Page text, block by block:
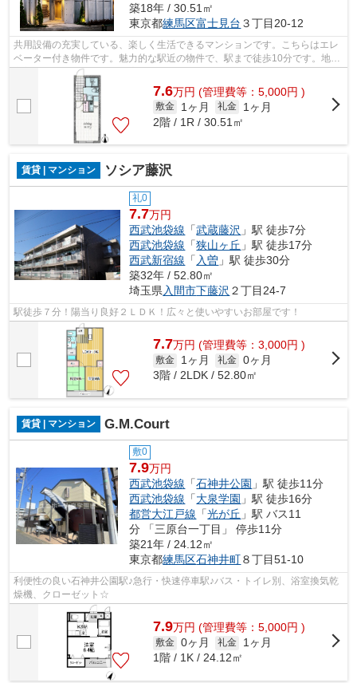
築18年 / 30.51㎡
東京都練馬区富士見台 ３丁目20-12
共用設備の充実している、楽しく生活できるマンションです。こちらはエレ
ベーター付き物件です。魅力的な駅近の物件で、駅まで徒歩10分です。地域
密着型のユニホー大泉学園店だからこ...
7.6万円 (管理費等：5,000円 )
敷金 1ヶ月 礼金
1ヶ月
2階 / 1R / 30.51㎡
賃貸 | マンション ソシア藤沢
礼0
7.7万円
西武池袋線 「武蔵藤沢 」駅 徒歩7分
西武池袋線 「狭山ヶ丘 」駅 徒歩17分
西武新宿線 「 入曽 」駅 徒歩30分
築32年 / 52.80㎡
埼玉県 入間市下藤沢 ２丁目24-7
駅徒歩７分！陽当り良好２ＬＤＫ！広々と使いやすいお部屋です！
7.7万円 (管理費等：3,000円 )
敷金 1ヶ月 礼金 0ヶ月
3階 / 2LDK / 52.80㎡
賃貸 | マンション G.M.Court
敷0
7.9万円
西武池袋線 「石神井公園 」駅 徒歩11分
西武池袋線 「大泉学園 」駅 徒歩16分
都営大江戸線 「光が丘 」駅 バス11
分 「三原台一丁目」 停歩11分
築21年 / 24.12㎡
東京都練馬区石神井町８丁目51-10
利便性の良い石神井公園駅♪急行・快速停車駅♪バス・トイレ別、浴室換気乾
燥機、クローゼット☆
7.9万円 (管理費等：5,000円 )
敷金 0ヶ月 礼金
1ヶ月
1階 / 1K / 24.12㎡